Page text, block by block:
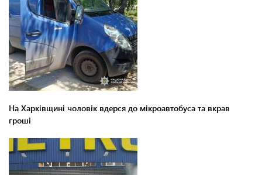
На Харківщині чоловік вдерся до мікроавтобуса та вкрав
гроші